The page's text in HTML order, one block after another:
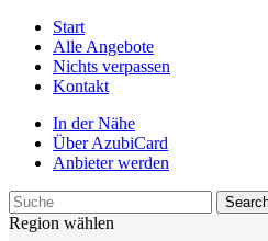
Start
Alle Angebote
Nichts verpassen
Kontakt
In der Nähe
Über AzubiCard
Anbieter werden
Region wählen